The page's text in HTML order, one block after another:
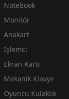
Notebook
Monitör
Anakart
İşlemci
Ekran Kartı
Mekanik Klavye
Oyuncu Kulaklık